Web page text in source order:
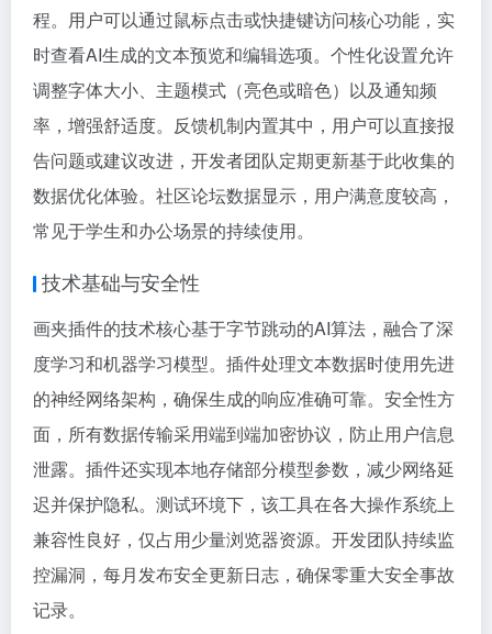
程。用户可以通过鼠标点击或快捷键访问核心功能，实
时查看AI生成的文本预览和编辑选项。个性化设置允许
调整字体大小、主题模式（亮色或暗色）以及通知频
率，增强舒适度。反馈机制内置其中，用户可以直接报
告问题或建议改进，开发者团队定期更新基于此收集的
数据优化体验。社区论坛数据显示，用户满意度较高，
常见于学生和办公场景的持续使用。
技术基础与安全性
画夹插件的技术核心基于字节跳动的AI算法，融合了深
度学习和机器学习模型。插件处理文本数据时使用先进
的神经网络架构，确保生成的响应准确可靠。安全性方
面，所有数据传输采用端到端加密协议，防止用户信息
泄露。插件还实现本地存储部分模型参数，减少网络延
迟并保护隐私。测试环境下，该工具在各大操作系统上
兼容性良好，仅占用少量浏览器资源。开发团队持续监
控漏洞，每月发布安全更新日志，确保零重大安全事故
记录。